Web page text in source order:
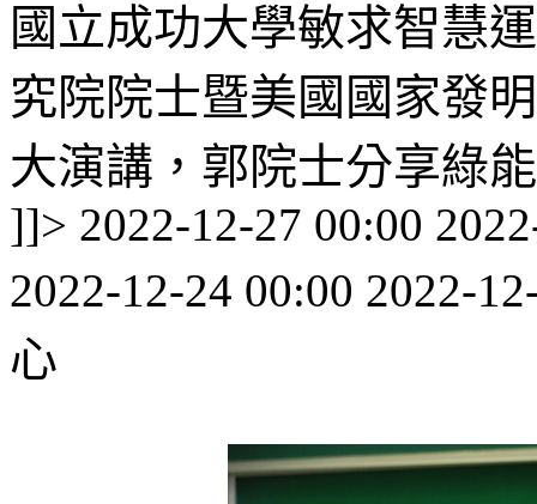
國立成功大學敏求智慧
究院院士暨美國國家發
大演講，郭院士分享綠
]]> 2022-12-27 00:00
2022-12-24 00:00 2022-
心